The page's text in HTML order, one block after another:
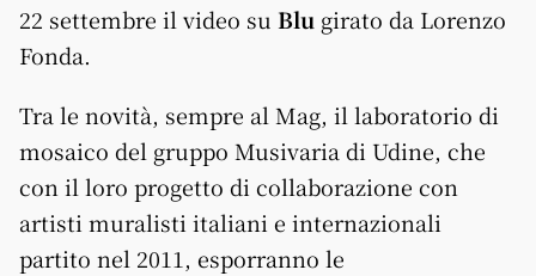
22 settembre il video su Blu girato da Lorenzo
Fonda.
Tra le novità, sempre al Mag, il laboratorio di
mosaico del gruppo Musivaria di Udine, che
con il loro progetto di collaborazione con
artisti muralisti italiani e internazionali
partito nel 2011, esporranno le